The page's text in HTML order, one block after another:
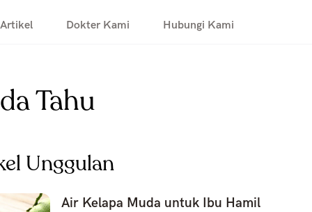
Artikel Dokter Kami Hubungi Kami
Tahu
Unggulan
Air Kelapa Muda untuk Ibu Hamil